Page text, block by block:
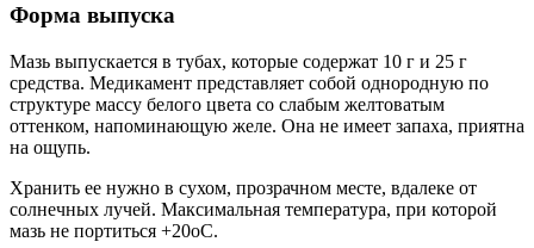
Форма выпуска
Мазь выпускается в тубах, которые содержат 10 г и 25 г
средства. Медикамент представляет собой однородную по
структуре массу белого цвета со слабым желтоватым
оттенком, напоминающую желе. Она не имеет запаха, приятна
на ощупь.
Хранить ее нужно в сухом, прозрачном месте, вдалеке от
солнечных лучей. Максимальная температура, при которой
мазь не портиться +20оС.